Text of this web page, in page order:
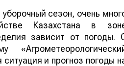
сезон, очень
Казахстана в
зависит от погоды.
и прогноз погоды